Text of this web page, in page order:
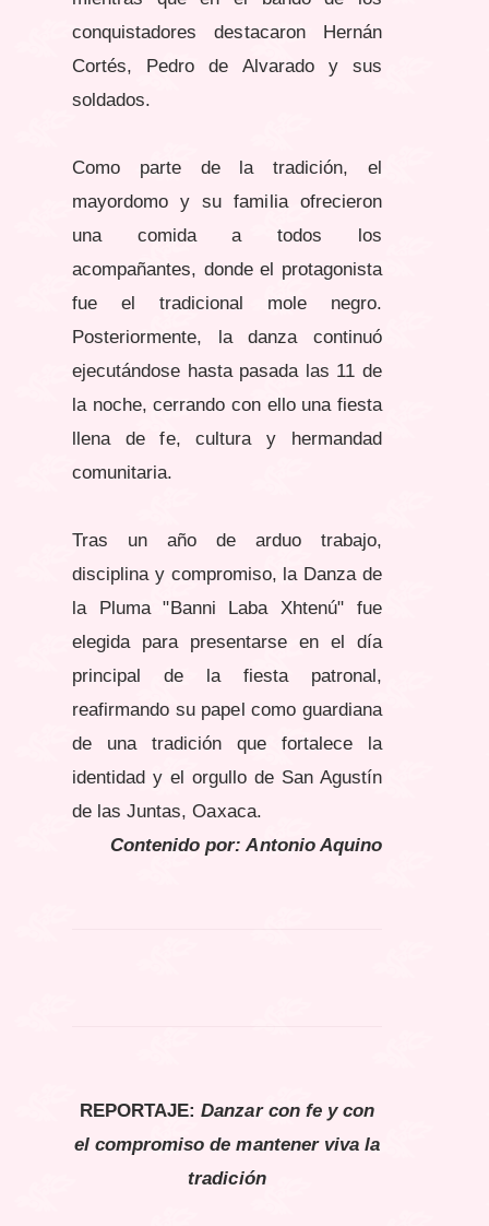
conquistadores destacaron Hernán
Cortés, Pedro de Alvarado y sus
soldados.
Como parte de la tradición, el
mayordomo y su familia ofrecieron
una comida a todos los
acompañantes, donde el protagonista
fue el tradicional mole negro.
Posteriormente, la danza continuó
ejecutándose hasta pasada las 11 de
la noche, cerrando con ello una fiesta
llena de fe, cultura y hermandad
comunitaria.
Tras un año de arduo trabajo,
disciplina y compromiso, la Danza de
la Pluma "Banni Laba Xhtenú" fue
elegida para presentarse en el día
principal de la fiesta patronal,
reafirmando su papel como guardiana
de una tradición que fortalece la
identidad y el orgullo de San Agustín
de las Juntas, Oaxaca.
Contenido por: Antonio Aquino
REPORTAJE:Danzar con fe y con
el compromiso de mantener viva la
tradición